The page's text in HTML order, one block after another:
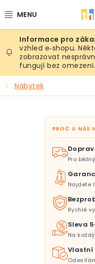
na
Výrobky
Místnosti
Venkovní prostory
Sezóna & Volný čas
vzhled e‑shopu.
zobrazovat
fungují bez omezení.
Nábytek
PROČ U NÁS
Pro
Najdete
Rychlé
Sleva
Na
Vlastní